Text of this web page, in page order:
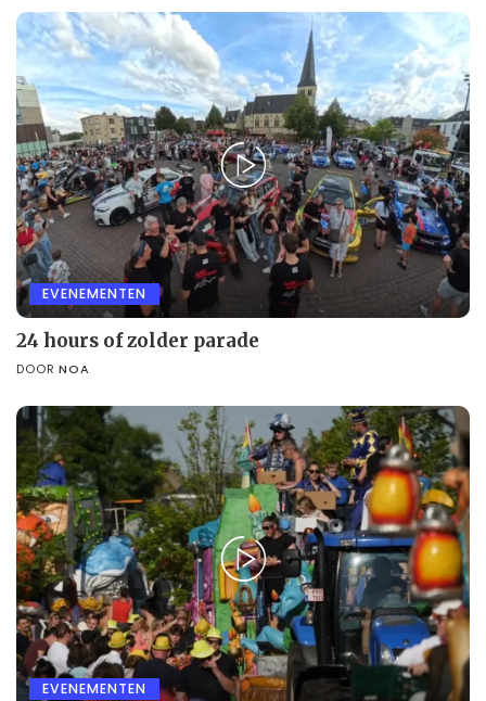
EVENEMENTEN
24 hours of zolder parade
DOOR NOA
EVENEMENTEN